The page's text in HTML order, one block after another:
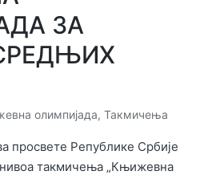
ЗА
олимпијада, Такмичења
просвете Републике Србије
такмичења „Књижевна